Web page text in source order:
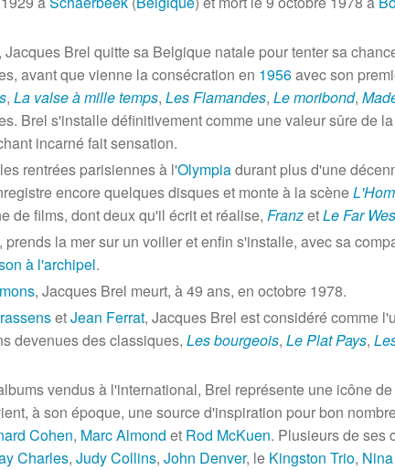
, Jacques Brel quitte sa Belgique natale pour tenter sa
avant que vienne la consécration en 1956avec son
, La valse à mille temps, Les Flamandes, Le moribond,
Brel s'installe définitivement comme une valeur sûre de
incarné fait sensation.
rentrées parisiennes à l'Olympiadurant plus d'une
encore quelques disques et monte à la scène
de films, dont deux qu'il écrit et réalise, FranzetLe Far
prends la mer sur un voilier et enfin s'installe, avec sa
à l'archipel.
, Jacques Brel meurt, à 49 ans, en octobre 1978.
etJean Ferrat, Jacques Brel est considéré comme
devenues des classiques, Les bourgeois, Le Plat Pays,
vendus à l'international, Brel représente une icône
à son époque, une source d'inspiration pour bon
Cohen, Marc Almond et Rod McKuen. Plusieurs de ses
Charles, Judy Collins, John Denver, le Kingston Trio,